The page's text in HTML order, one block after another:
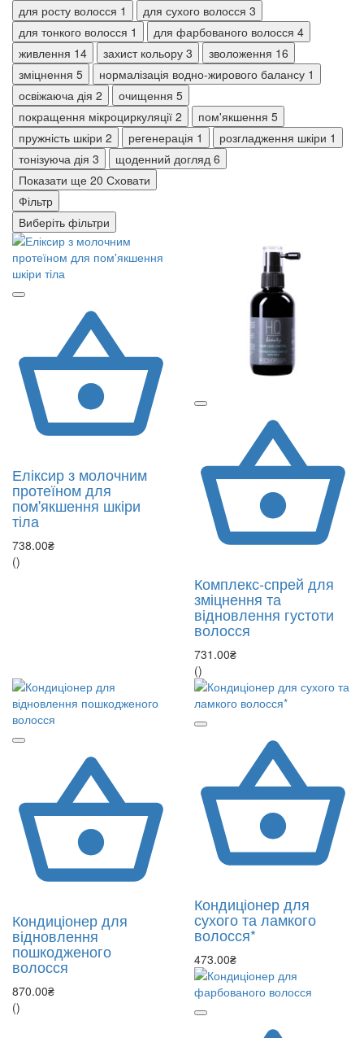
для росту волосся 1 для сухого волосся 3
для тонкого волосся 1 для фарбованого волосся 4
живлення 14 захист кольору 3 зволоження 16
зміцнення 5 нормалізація водно-жирового балансу 1
освіжаюча дія 2 очищення 5
покращення мікроциркуляції 2 пом'якшення 5
пружність шкіри 2 регенерація 1 розгладження шкіри 1
тонізуюча дія 3 щоденний догляд 6
Показати ще 20 Сховати
Фільтр
Виберіть фільтри
Еліксир з молочним
протеїном для
пом'якшення шкіри
тіла
738.00₴
()
Комплекс-спрей для
зміцнення та
відновлення густоти
волосся
731.00₴
()
Кондиціонер для
відновлення
пошкодженого
волосся
870.00₴
()
Кондиціонер для
сухого та ламкого
волосся*
473.00₴